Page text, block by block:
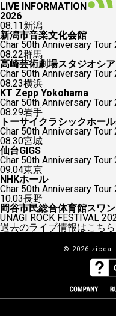
LIVE INFORMATION
2026
08.11新潟
新潟市音楽文化会館
Char 50th Anniversary Tour
08.22群馬
高崎芸術劇場スタジオシ
Char 50th Anniversary
08.23横浜
KT Zepp Yokohama
Char 50th Anniversary
08.29岩手
トーサイクラシックホー
Char 50th Anniversary Tour
08.30宮城
仙台GIGS
Char 50th Anniversary Tour
09.04東京
NHKホール
Char 50th Anniversary Tour
10.03長野
岡谷市民総合体育館スワ
UNAGI ROCK FESTIVAL
過去のライブ情報はこちら
© 2026